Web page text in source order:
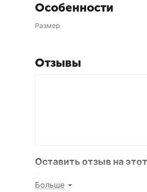
Особенности
Размер
Отзывы
Оставить отзыв на
Больше